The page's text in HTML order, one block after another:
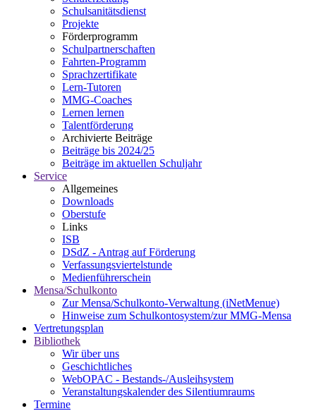
Schulsanitätsdienst
Projekte
Förderprogramm
Schulpartnerschaften
Fahrten-Programm
Sprachzertifikate
Lern-Tutoren
MMG-Coaches
Lernen lernen
Talentförderung
Archivierte Beiträge
Beiträge bis 2024/25
Beiträge im aktuellen Schuljahr
Service
Allgemeines
Downloads
Oberstufe
Links
ISB
DSdZ - Antrag auf Förderung
Verfassungsviertelstunde
Medienführerschein
Mensa/Schulkonto
Zur Mensa/Schulkonto-Verwaltung (iNetMenue)
Hinweise zum Schulkontosystem/zur MMG-Mensa
Vertretungsplan
Bibliothek
Wir über uns
Geschichtliches
WebOPAC - Bestands-/Ausleihsystem
Veranstaltungskalender des Silentiumraums
Termine